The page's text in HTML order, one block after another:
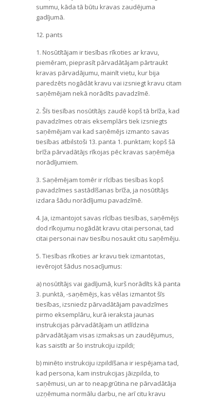
summu, kāda tā būtu kravas zaudējuma
gadījumā.
12. pants
1. Nosūtītājam ir tiesības rīkoties ar kravu,
piemēram, pieprasīt pārvadātājam pārtraukt
kravas pārvadājumu, mainīt vietu, kur bija
paredzēts nogādāt kravu vai izsniegt kravu citam
saņēmējam nekā norādīts pavadzīmē.
2. Šīs tiesības nosūtītājs zaudē kopš tā brīža, kad
pavadzīmes otrais eksemplārs tiek izsniegts
saņēmējam vai kad saņēmējs izmanto savas
tiesības atbilstoši 13. panta 1. punktam; kopš šā
brīža pārvadātājs rīkojas pēc kravas saņēmēja
norādījumiem.
3. Saņēmējam tomēr ir rīcības tiesības kopš
pavadzīmes sastādīšanas brīža, ja nosūtītājs
izdara šādu norādījumu pavadzīmē.
4. Ja, izmantojot savas rīcības tiesības, saņēmējs
dod rīkojumu nogādāt kravu citai personai, tad
citai personai nav tiesību nosaukt citu saņēmēju.
5. Tiesības rīkoties ar kravu tiek izmantotas,
ievērojot šādus nosacījumus:
a) nosūtītājs vai gadījumā, kurš norādīts kā panta
3. punktā, -saņēmējs, kas vēlas izmantot šīs
tiesības, izsniedz pārvadātājam pavadzīmes
pirmo eksemplāru, kurā ieraksta jaunas
instrukcijas pārvadātājam un atlīdzina
pārvadātājam visas izmaksas un zaudējumus,
kas saistīti ar šo instrukciju izpildi;
b) minēto instrukciju izpildīšana ir iespējama tad,
kad persona, kam instrukcijas jāizpilda, to
saņēmusi, un ar to neapgrūtina ne pārvadātāja
uzņēmuma normālu darbu, ne arī citu kravu